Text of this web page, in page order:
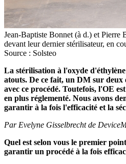
Jean-Baptiste Bonnet (à d.) et Pierre
devant leur dernier stérilisateur, en
Source : Solsteo
La stérilisation à l'oxyde
atouts. De ce fait, un DM sur deux
avec ce procédé. Toutefois, l'OE
en plus réglementé. Nous avons
garantir à la fois l'efficacité et la
Par Evelyne Gisselbrecht de
Quel est selon vous le premier
garantir un procédé à la fois